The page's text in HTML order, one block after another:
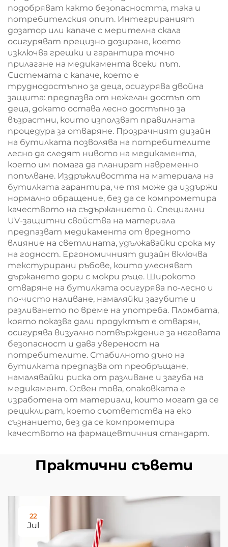
подобряват както безопасността, така и
потребителския опит. Интегрираният
дозатор или капаче с мерителна скала
осигуряват прецизно дозиране, което
изключва грешки и гарантира точно
прилагане на медикамента всеки път.
Системата с капаче, което е
труднодостъпно за деца, осигурява двойна
защита: предпазва от нежелан достъп от
деца, докато остава лесно достъпно за
възрастни, които използват правилната
процедура за отваряне. Прозрачният дизайн
на бутилката позволява на потребителите
лесно да следят нивото на медикамента,
което им помага да планират навременно
попълване. Издръжливостта на материала на
бутилката гарантира, че тя може да издържи
нормално обращение, без да се компрометира
качеството на съдържанието ѝ. Специални
UV-защитни свойства на материала
предпазват медикамента от вредното
влияние на светлината, удължавайки срока му
на годност. Ергономичният дизайн включва
текстурирани ръбове, които улесняват
държането дори с мокри ръце. Широкото
отваряне на бутилката осигурява по-лесно и
по-чисто наливане, намаляйки загубите и
разливането по време на употреба. Пломбата,
която показва дали продуктът е отварян,
осигурява визуално потвърждение за неговата
безопасност и дава увереност на
потребителите. Стабилното дъно на
бутилката предпазва от преобръщане,
намалявайки риска от разливане и загуба на
медикамент. Освен това, опаковката е
изработена от материали, които могат да се
рециклират, което съответства на еко
съзнанието, без да се компрометира
качеството на фармацевтичния стандарт.
Практични съвети
22
Jul